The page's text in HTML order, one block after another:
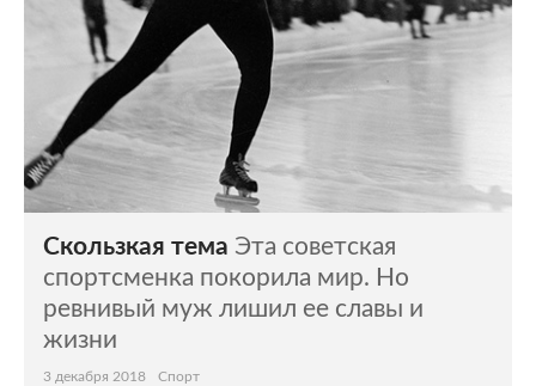
Скользкая тема Эта советская
спортсменка покорила мир. Но
ревнивый муж лишил ее славы и
жизни
3 декабря 2018 Спорт